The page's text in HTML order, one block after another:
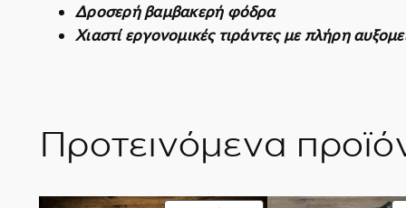
Δροσερή βαμβακερή φόδρα
Χιαστί εργονομικές τιράντες με πλήρη
Προτεινόμενα